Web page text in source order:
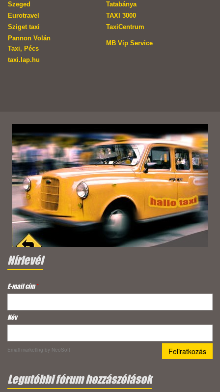
Szeged
Tatabánya
Eurotravel
TAXI 3000
Sziget taxi
TaxiCentrum
Pannon Volán
Taxi, Pécs
MB Vip Service
taxi.lap.hu
Hírlevél
E-mail cím*
Név
Email marketing by NeoSoft
Legutóbbi fórum hozzászólások